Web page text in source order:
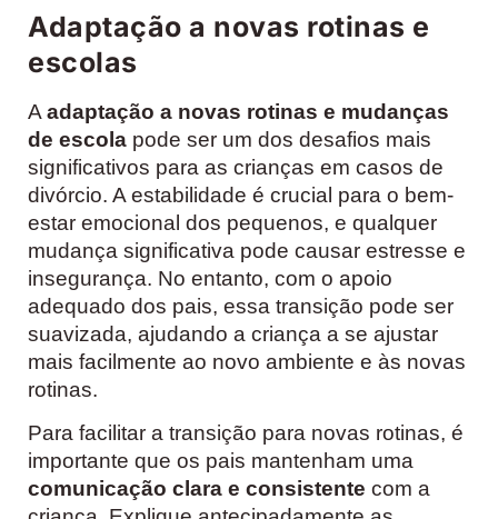
Adaptação a novas rotinas e
escolas
A adaptação a novas rotinas e mudanças
de escola pode ser um dos desafios mais
significativos para as crianças em casos de
divórcio. A estabilidade é crucial para o bem-
estar emocional dos pequenos, e qualquer
mudança significativa pode causar estresse e
insegurança. No entanto, com o apoio
adequado dos pais, essa transição pode ser
suavizada, ajudando a criança a se ajustar
mais facilmente ao novo ambiente e às novas
rotinas.
Para facilitar a transição para novas rotinas, é
importante que os pais mantenham uma
comunicação clara e consistente com a